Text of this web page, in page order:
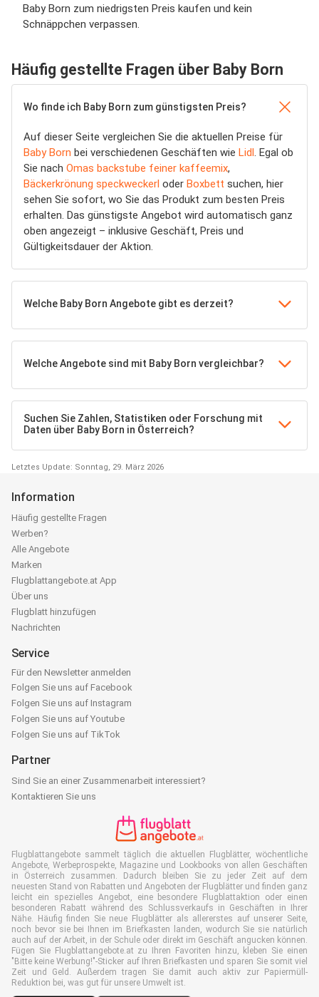
Baby Born zum niedrigsten Preis kaufen und kein
Schnäppchen verpassen.
Häufig gestellte Fragen über Baby Born
Wo finde ich Baby Born zum günstigsten Preis?
Auf dieser Seite vergleichen Sie die aktuellen Preise für
Baby Born bei verschiedenen Geschäften wie Lidl . Egal ob
Sie nach Omas backstube feiner kaffeemix,
Bäckerkrönung speckweckerl oder Boxbett suchen, hier
sehen Sie sofort, wo Sie das Produkt zum besten Preis
erhalten. Das günstigste Angebot wird automatisch ganz
oben angezeigt – inklusive Geschäft, Preis und
Gültigkeitsdauer der Aktion.
Welche Baby Born Angebote gibt es derzeit?
Welche Angebote sind mit Baby Born vergleichbar?
Suchen Sie Zahlen, Statistiken oder Forschung mit
Daten über Baby Born in Österreich?
Letztes Update: Sonntag, 29. März 2026
Information
Häufig gestellte Fragen
Werben?
Alle Angebote
Marken
Flugblattangebote.at App
Über uns
Flugblatt hinzufügen
Nachrichten
Service
Für den Newsletter anmelden
Folgen Sie uns auf Facebook
Folgen Sie uns auf Instagram
Folgen Sie uns auf Youtube
Folgen Sie uns auf TikTok
Partner
Sind Sie an einer Zusammenarbeit interessiert?
Kontaktieren Sie uns
Flugblattangebote sammelt täglich die aktuellen Flugblätter, wöchentliche
Angebote, Werbeprospekte, Magazine und Lookbooks von allen Geschäften
in Österreich zusammen. Dadurch bleiben Sie zu jeder Zeit auf dem
neuesten Stand von Rabatten und Angeboten der Flugblätter und finden ganz
leicht ein spezielles Angebot, eine besondere Flugblattaktion oder einen
besonderen Rabatt während des Schlussverkaufs in Geschäften in Ihrer
Nähe. Häufig finden Sie neue Flugblätter als allererstes auf unserer Seite,
noch bevor sie bei Ihnen im Briefkasten landen, wodurch Sie sie natürlich
auch auf der Arbeit, in der Schule oder direkt im Geschäft angucken können.
Fügen Sie Flugblattangebote.at zu Ihren Favoriten hinzu, kleben Sie einen
"Bitte keine Werbung!"-Sticker auf Ihren Briefkasten und sparen Sie somit viel
Zeit und Geld. Außerdem tragen Sie damit auch aktiv zur Papiermüll-
Reduktion bei, was gut für unsere Umwelt ist.